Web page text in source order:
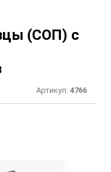
(СОП) с
Артикул: 4766